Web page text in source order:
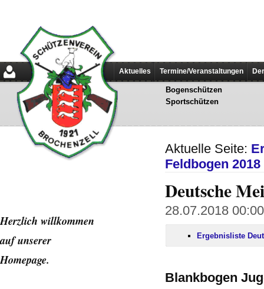
Aktuelles Termine/Veranstaltungen
Bogenschützen
Sportschützen
Aktuelle Seite:
Feldbogen 2018
Deutsche
28.07.2018
Ergebnisliste
Blankbogen
Herzlich willkommen
auf unserer
Homepage.